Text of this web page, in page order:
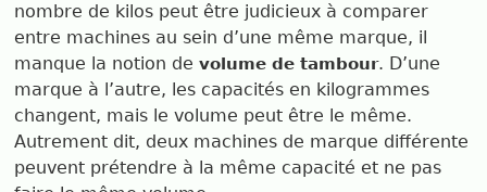
nombre de kilos peut être judicieux à comparer
entre machines au sein d’une même marque, il
manque la notion devolume de tambour. D’une
marque à l’autre, les capacités en kilogrammes
changent, mais le volume peut être le même.
Autrement dit, deux machines de marque différente
peuvent prétendre à la même capacité et ne pas